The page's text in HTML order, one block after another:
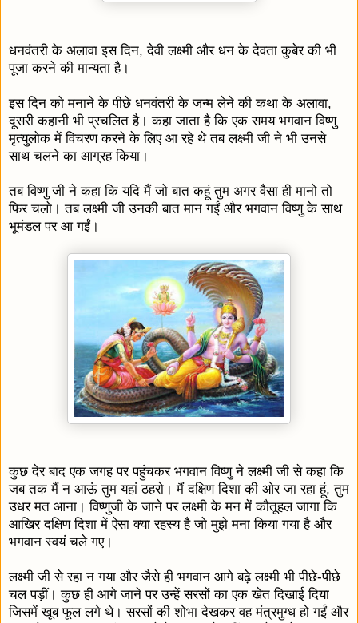
धनवंतरी के अलावा इस दिन, देवी लक्ष्मी और धन के देवता कुबेर की भी
पूजा करने की मान्यता है।
इस दिन को मनाने के पीछे धनवंतरी के जन्म लेने की कथा के अलावा,
दूसरी कहानी भी प्रचलित है। कहा जाता है कि एक समय भगवान विष्णु
मृत्युलोक में विचरण करने के लिए आ रहे थे तब लक्ष्मी जी ने भी उनसे
साथ चलने का आग्रह किया।
तब विष्णु जी ने कहा कि यदि मैं जो बात कहूं तुम अगर वैसा ही मानो तो
फिर चलो। तब लक्ष्मी जी उनकी बात मान गईं और भगवान विष्णु के साथ
भूमंडल पर आ गईं।
कुछ देर बाद एक जगह पर पहुंचकर भगवान विष्णु ने लक्ष्मी जी से कहा कि
जब तक मैं न आऊं तुम यहां ठहरो। मैं दक्षिण दिशा की ओर जा रहा हूं, तुम
उधर मत आना। विष्णुजी के जाने पर लक्ष्मी के मन में कौतूहल जागा कि
आखिर दक्षिण दिशा में ऐसा क्या रहस्य है जो मुझे मना किया गया है और
भगवान स्वयं चले गए।
लक्ष्मी जी से रहा न गया और जैसे ही भगवान आगे बढ़े लक्ष्मी भी पीछे-पीछे
चल पड़ीं। कुछ ही आगे जाने पर उन्हें सरसों का एक खेत दिखाई दिया
जिसमें खूब फूल लगे थे। सरसों की शोभा देखकर वह मंत्रमुग्ध हो गईं और